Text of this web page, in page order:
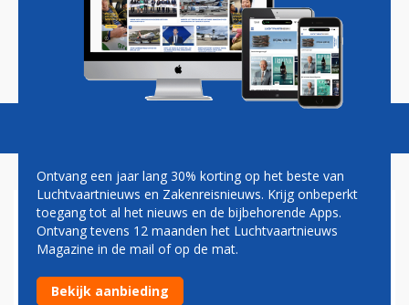
Magazine Podcasts Vacatures
ALASKA AIRLINES HOUDT
VLUCHTEN AAN DE GROND
OM TECHNISCHE STORING
Ontvang een jaar lang 30% korting op het beste van
Luchtvaartnieuws en Zakenreisnieuws. Krijg onbeperkt
toegang tot al het nieuws en de bijbehorende Apps.
Ontvang tevens 12 maanden het Luchtvaartnieuws
Magazine in de mail of op de mat.
Bekijk aanbieding